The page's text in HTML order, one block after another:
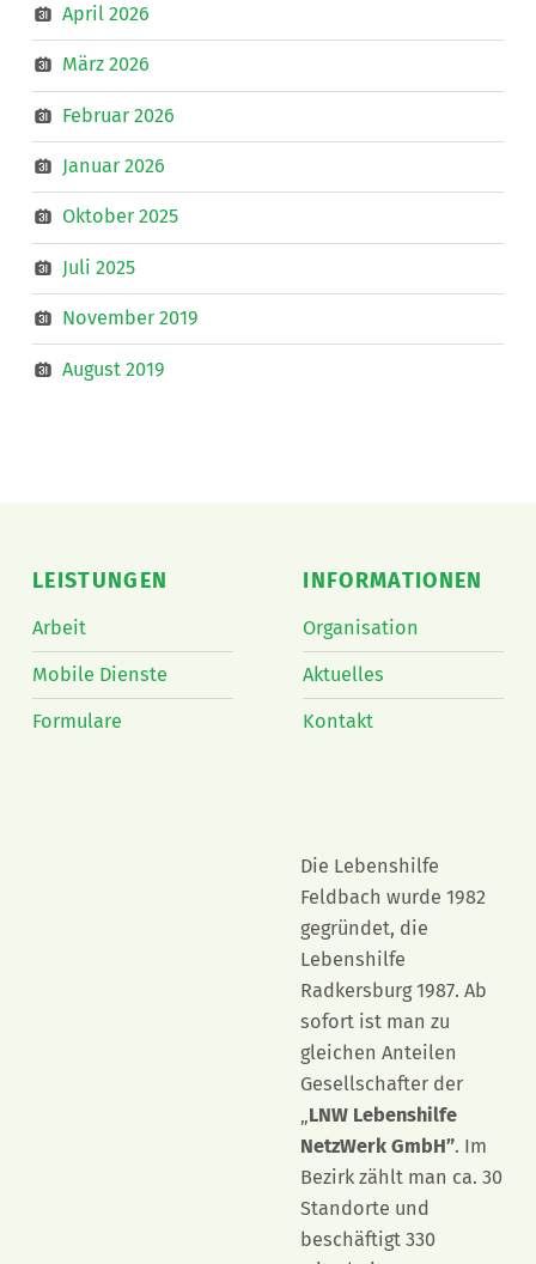
April 2026
März 2026
Februar 2026
Januar 2026
Oktober 2025
Juli 2025
November 2019
August 2019
LEISTUNGEN
Arbeit
Mobile Dienste
Formulare
INFORMATIONEN
Organisation
Aktuelles
Kontakt
Die Lebenshilfe
Feldbach wurde 1982
gegründet, die
Lebenshilfe
Radkersburg 1987. Ab
sofort ist man zu
gleichen Anteilen
Gesellschafter der
„LNW Lebenshilfe
NetzWerk GmbH”. Im
Bezirk zählt man ca. 30
Standorte und
beschäftigt 330